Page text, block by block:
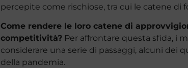
percepite come rischiose, tra cui le catene di
Come rendere le loro catene di
competitività? Per affrontare questa sfida, i
considerare una serie di passaggi, alcuni
della pandemia.